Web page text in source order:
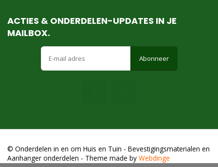
ACTIES & ONDERDELEN-UPDATES IN JE
MAILBOX.
Abonneer
© Onderdelen in en om Huis en Tuin - Bevestigingsmaterialen en
Aanhanger onderdelen - Theme made by Webdinge